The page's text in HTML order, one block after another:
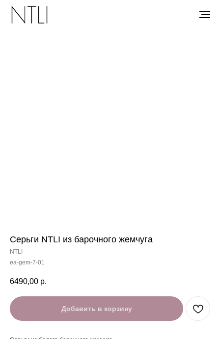
Серьги NTLI из барочного жемчуга
NTLI
ea-gem-7-01
6490,00 р.
Добавить в корзину